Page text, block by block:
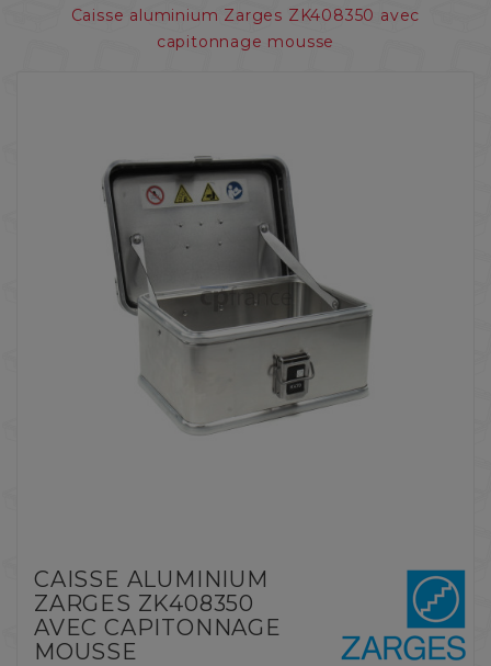
Caisse aluminium Zarges ZK408350 avec
capitonnage mousse
CAISSE ALUMINIUM
ZARGES ZK408350
AVEC CAPITONNAGE
MOUSSE